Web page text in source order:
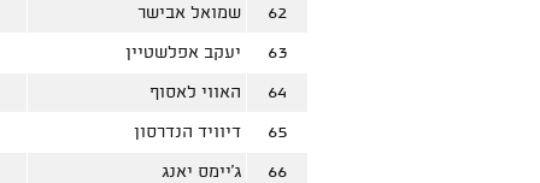
62 שמואל אבישר
63 יעקב אפלשטיין
64 האווי לאסוף
65 דיוויד הנדרסון
66 ג'יימס יאנג